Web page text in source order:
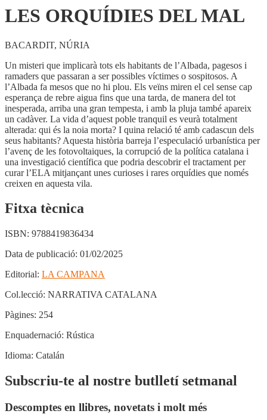
LES ORQUÍDIES DEL MAL
BACARDIT, NÚRIA
Un misteri que implicarà tots els habitants de l’Albada, pagesos i
ramaders que passaran a ser possibles víctimes o sospitosos. A
l’Albada fa mesos que no hi plou. Els veïns miren el cel sense cap
esperança de rebre aigua fins que una tarda, de manera del tot
inesperada, arriba una gran tempesta, i amb la pluja també apareix
un cadàver. La vida d’aquest poble tranquil es veurà totalment
alterada: qui és la noia morta? I quina relació té amb cadascun dels
seus habitants? Aquesta història barreja l’especulació urbanística per
l’avenç de les fotovoltaiques, la corrupció de la política catalana i
una investigació científica que podria descobrir el tractament per
curar l’ELA mitjançant unes curioses i rares orquídies que només
creixen en aquesta vila.
Fitxa tècnica
ISBN: 9788419836434
Data de publicació: 01/02/2025
Editorial: LA CAMPANA
Col.lecció: NARRATIVA CATALANA
Pàgines: 254
Enquadernació: Rústica
Idioma: Catalán
Subscriu-te al nostre butlletí setmanal
Descomptes en llibres, novetats i molt més